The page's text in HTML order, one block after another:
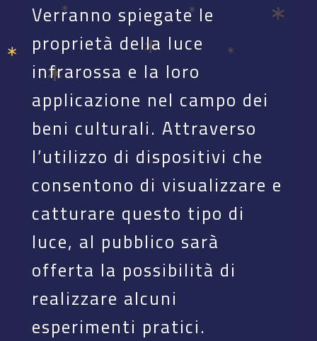
Verranno spiegate le
proprietà della luce
infrarossa e la loro
applicazione nel campo dei
beni culturali. Attraverso
l’utilizzo di dispositivi che
consentono di visualizzare e
catturare questo tipo di
luce, al pubblico sarà
offerta la possibilità di
realizzare alcuni
esperimenti pratici.